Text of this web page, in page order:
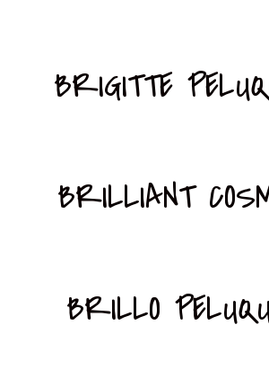
BRIGITTE
BRILLIANT
BRILLO